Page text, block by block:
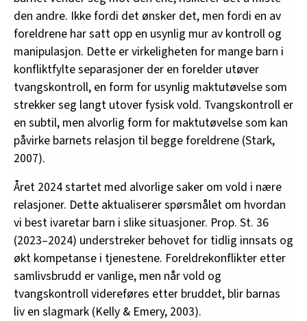
den andre. Ikke fordi det ønsker det, men fordi en av
foreldrene har satt opp en usynlig mur av kontroll og
manipulasjon. Dette er virkeligheten for mange barn i
konfliktfylte separasjoner der en forelder utøver
tvangskontroll, en form for usynlig maktutøvelse som
strekker seg langt utover fysisk vold. Tvangskontroll er
en subtil, men alvorlig form for maktutøvelse som kan
påvirke barnets relasjon til begge foreldrene (Stark,
2007).
Året 2024 startet med alvorlige saker om vold i nære
relasjoner. Dette aktualiserer spørsmålet om hvordan
vi best ivaretar barn i slike situasjoner. Prop. St. 36
(2023–2024) understreker behovet for tidlig innsats og
økt kompetanse i tjenestene. Foreldrekonflikter etter
samlivsbrudd er vanlige, men når vold og
tvangskontroll videreføres etter bruddet, blir barnas
liv en slagmark (Kelly & Emery, 2003).